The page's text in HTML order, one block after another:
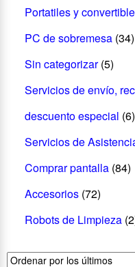
Portatiles y
PC de sobremesa (34)
Sin categorizar (5)
Servicios de envío,
descuento especial (6)
Servicios de
Comprar pantalla (84)
Accesorios (72)
Robots de Limpieza